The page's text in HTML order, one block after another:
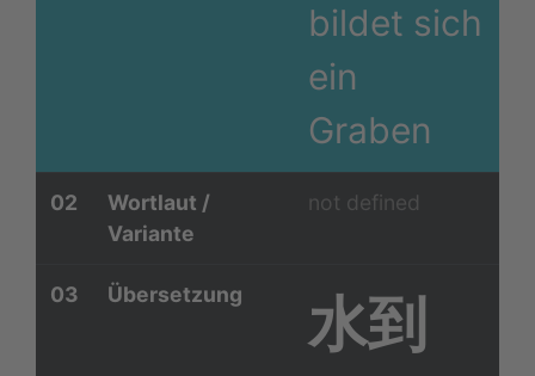
bildet sich
ein
Graben
02
Wortlaut /
Variante
not defined
03 Übersetzung
水到